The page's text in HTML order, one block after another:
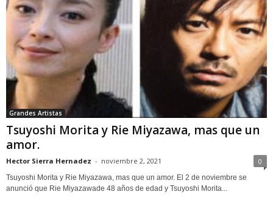
Grandes Artistas
Tsuyoshi Morita y Rie Miyazawa, mas que un
amor.
Hector Sierra Hernadez - noviembre 2, 2021 0
Tsuyoshi Morita y Rie Miyazawa, mas que un amor. El 2 de noviembre se
anunció que Rie Miyazawade 48 años de edad y Tsuyoshi Morita...